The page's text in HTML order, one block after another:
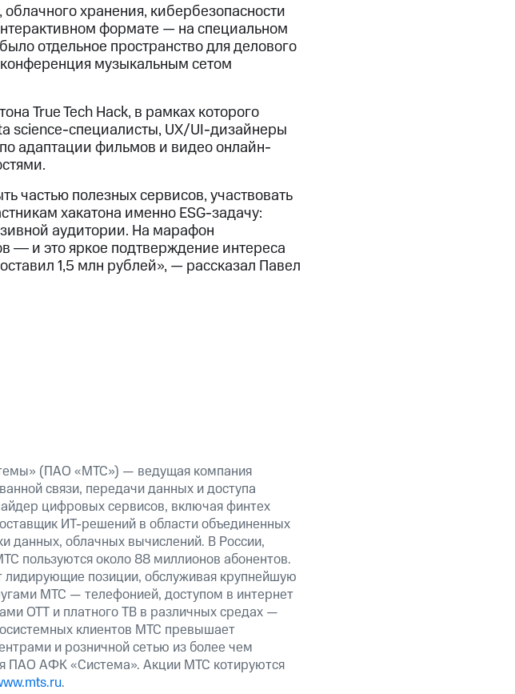
хранения, кибербезопасности
формате — на специальном
отдельное пространство для делового
музыкальным сетом
True Tech Hack, в рамках которого
science-специалисты, UX/UI-дизайнеры
адаптации фильмов и видео онлайн-
полезных сервисов, участвовать
хакатона именно ESG-задачу:
аудитории. На марафон
― и это яркое подтверждение интереса
1,5 млн рублей», — рассказал Павел
(ПАО «МТС») — ведущая компания
связи, передачи данных и доступа
цифровых сервисов, включая финтех
ИТ-решений в области объединенных
данных, облачных вычислений. В России,
пользуются около 88 миллионов абонентов.
позиции, обслуживая крупнейшую
МТС — телефонией, доступом в интернет
OTT и платного ТВ в различных средах —
клиентов МТС превышает
и розничной сетью из более чем
ПАО АФК «Система». Акции МТС котируются
.